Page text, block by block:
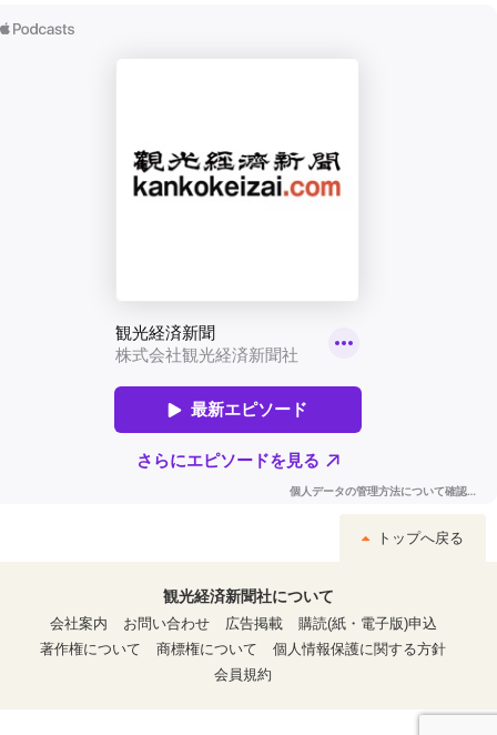
トップへ戻る
観光経済新聞社について
会社案内
お問い合わせ 広告掲載
購読(紙・電子版)申込
著作権について
商標権について
個人情報保護に関する方針
会員規約